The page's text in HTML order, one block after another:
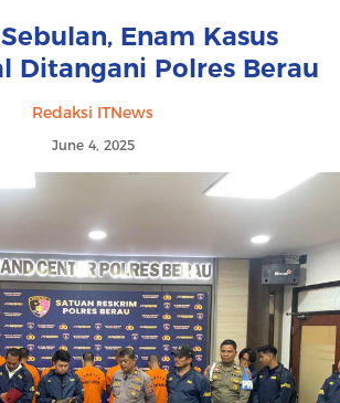
Enam Kasus
Ditangani Polres Berau
Redaksi ITNews
June 4, 2025